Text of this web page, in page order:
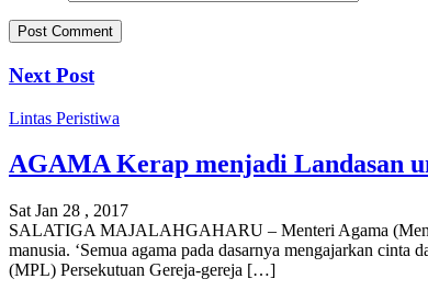
Next Post
Lintas Peristiwa
AGAMA Kerap menjadi Landasan
Sat Jan 28 , 2017
SALATIGA MAJALAHGAHARU – Menteri Agama
manusia. ‘Semua agama pada dasarnya mengajarkan
(MPL) Persekutuan Gereja-gereja […]